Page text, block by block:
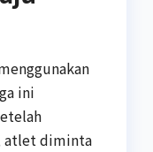
ini
atlet diminta